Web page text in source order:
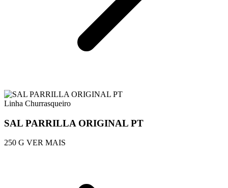
Linha Churrasqueiro
SAL PARRILLA ORIGINAL PT
250 G VER MAIS